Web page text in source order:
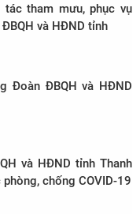
tham mưu, phục vụ
và HĐND tỉnh
Đoàn ĐBQH và HĐND
và HĐND tỉnh Thanh
chống COVID-19